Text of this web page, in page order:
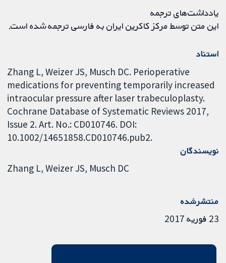
یادداشت‌های ترجمه
این متن توسط مرکز کاکرین ایران به فارسی ترجمه شده است.
استناد
Zhang L, Weizer JS, Musch DC. Perioperative
medications for preventing temporarily increased
intraocular pressure after laser trabeculoplasty.
Cochrane Database of Systematic Reviews 2017,
Issue 2. Art. No.: CD010746. DOI:
10.1002/14651858.CD010746.pub2.
نویسندگان
Zhang L Weizer JS Musch DC
منتشرشده
23 فوریه 2017